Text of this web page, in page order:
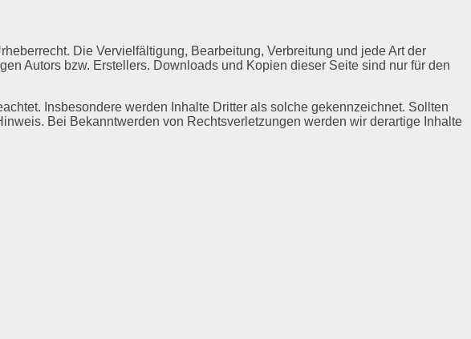
Die Vervielfältigung, Bearbeitung, Verbreitung und jede Art der
Autors bzw. Erstellers. Downloads und Kopien dieser Seite sind nur für den
Insbesondere werden Inhalte Dritter als solche gekennzeichnet. Sollten
Bei Bekanntwerden von Rechtsverletzungen werden wir derartige Inhalte